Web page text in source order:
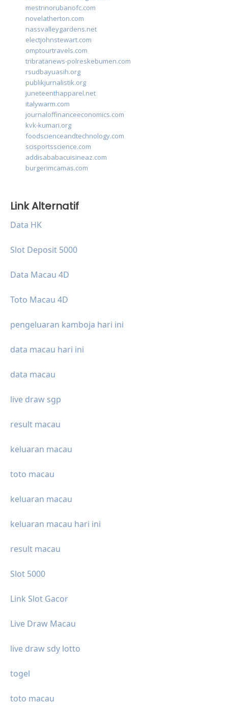
mestrinorubanofc.com
novelatherton.com
nassvalleygardens.net
electjohnstewart.com
omptourtravels.com
tribratanews-polreskebumen.com
rsudbayuasih.org
publikjurnalistik.org
juneteenthapparel.net
italywarm.com
journaloffinanceeconomics.com
kvk-kumari.org
foodscienceandtechnology.com
scisportsscience.com
addisababacuisineaz.com
burgerimcamas.com
Link Alternatif
Data HK
Slot Deposit 5000
Data Macau 4D
Toto Macau 4D
pengeluaran kamboja hari ini
data macau hari ini
data macau
live draw sgp
result macau
keluaran macau
toto macau
keluaran macau
keluaran macau hari ini
result macau
Slot 5000
Link Slot Gacor
Live Draw Macau
live draw sdy lotto
togel
toto macau